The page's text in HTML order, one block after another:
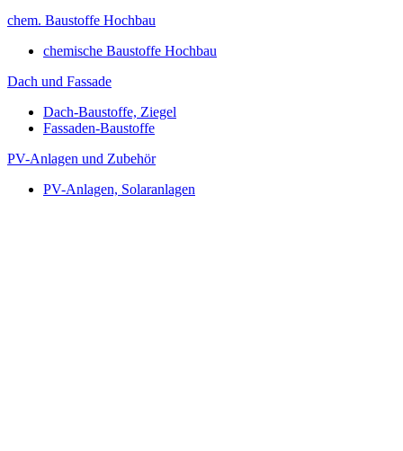
chem. Baustoffe Hochbau
chemische Baustoffe Hochbau
Dach und Fassade
Dach-Baustoffe, Ziegel
Fassaden-Baustoffe
PV-Anlagen und Zubehör
PV-Anlagen, Solaranlagen